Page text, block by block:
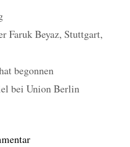
Faruk Beyaz, Stuttgart,
begonnen
bei Union Berlin